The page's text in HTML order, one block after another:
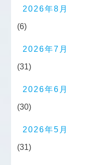
2026年8月
(6)
2026年7月
(31)
2026年6月
(30)
2026年5月
(31)